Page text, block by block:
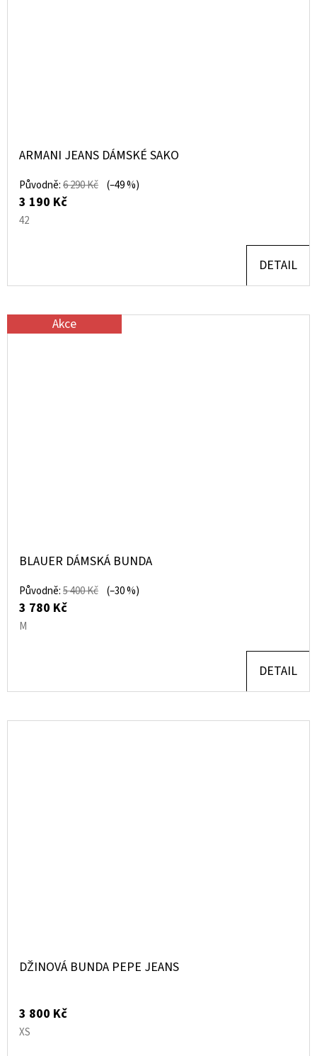
ARMANI JEANS DÁMSKÉ SAKO
Původně:6 290 Kč (–49 %)
3 190 Kč
42
DETAIL
Akce
BLAUER DÁMSKÁ BUNDA
Původně:5 400 Kč (–30 %)
3 780 Kč
M
DETAIL
DŽINOVÁ BUNDA PEPE JEANS
3 800 Kč
XS